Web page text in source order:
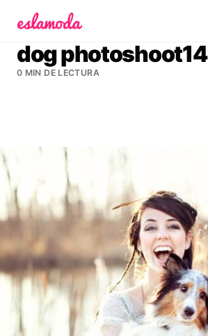
dog photoshoot14
0 MIN DE LECTURA